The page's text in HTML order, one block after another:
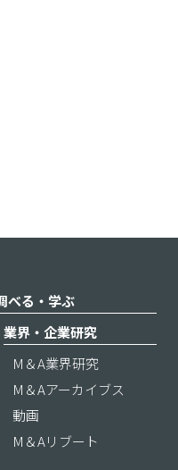
べる・学ぶ
業界・企業研究
M＆A業界研究
M＆Aアーカイブス
動画
M＆Aリブート